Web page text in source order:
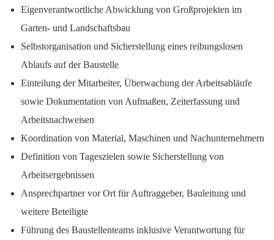
Eigenverantwortliche Abwicklung von Großprojekten im
Garten- und Landschaftsbau
Selbstorganisation und Sicherstellung eines reibungslosen
Ablaufs auf der Baustelle
Einteilung der Mitarbeiter, Überwachung der Arbeitsabläufe
sowie Dokumentation von Aufmaßen, Zeiterfassung und
Arbeitsnachweisen
Koordination von Material, Maschinen und Nachunternehmern
Definition von Tageszielen sowie Sicherstellung von
Arbeitsergebnissen
Ansprechpartner vor Ort für Auftraggeber, Bauleitung und
weitere Beteiligte
Führung des Baustellenteams inklusive Verantwortung für